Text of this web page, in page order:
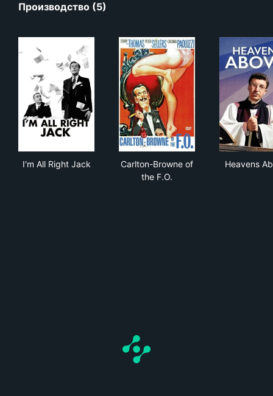
Производство (5)
I'm All Right Jack
Carlton-Browne of
the F.O.
Heavens